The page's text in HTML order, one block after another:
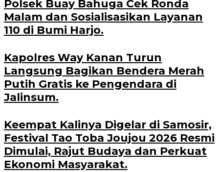
Polsek Buay Bahuga Cek Ronda
Malam dan Sosialisasikan Layanan
110 di Bumi Harjo.
Kapolres Way Kanan Turun
Langsung Bagikan Bendera Merah
Putih Gratis ke Pengendara di
Jalinsum.
Keempat Kalinya Digelar di Samosir,
Festival Tao Toba Joujou 2026 Resmi
Dimulai, Rajut Budaya dan Perkuat
Ekonomi Masyarakat.